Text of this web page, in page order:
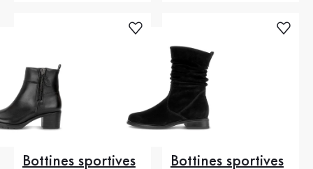
Bottines sportives Bottines sportives